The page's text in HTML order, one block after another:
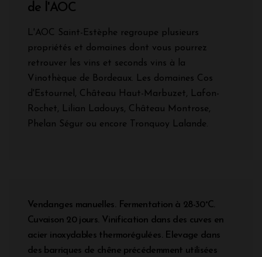
de l'AOC
L'AOC Saint-Estèphe regroupe plusieurs
propriétés et domaines dont vous pourrez
retrouver les vins et seconds vins à la
Vinothèque de Bordeaux. Les domaines Cos
d'Estournel, Château Haut-Marbuzet, Lafon-
Rochet, Lilian Ladouys, Château Montrose,
Phelan Ségur ou encore Tronquoy Lalande.
Vendanges manuelles. Fermentation à 28-30°C.
Cuvaison 20 jours. Vinification dans des cuves en
acier inoxydables thermorégulées. Elevage dans
des barriques de chêne précédemment utilisées